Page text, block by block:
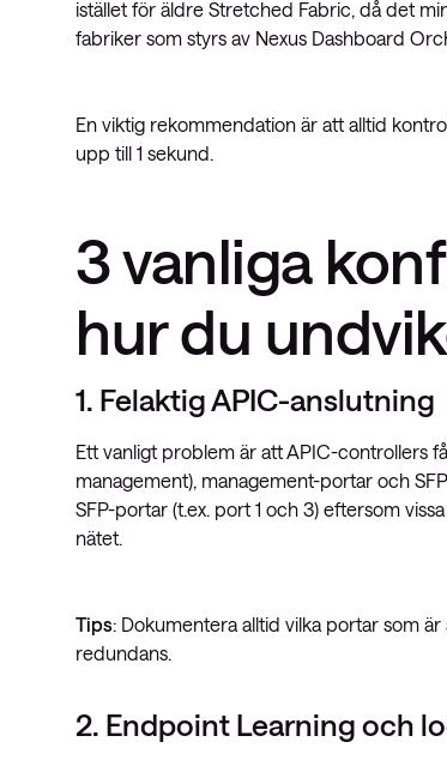
istället för äldre Stretched Fabric, då det
fabriker som styrs av Nexus Dashboard
En viktig rekommendation är att alltid
upp till 1 sekund.
3 vanliga
hur du
1. Felaktig APIC-anslutning
Ett vanligt problem är att APIC-controllers
management), management-portar och
SFP-portar (t.ex. port 1 och 3) eftersom
nätet.
Tips: Dokumentera alltid vilka portar som
redundans.
2. Endpoint Learning och